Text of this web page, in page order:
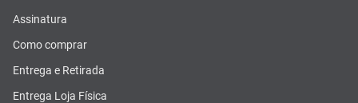
Assinatura
Como comprar
Entrega e Retirada
Entrega Loja Física